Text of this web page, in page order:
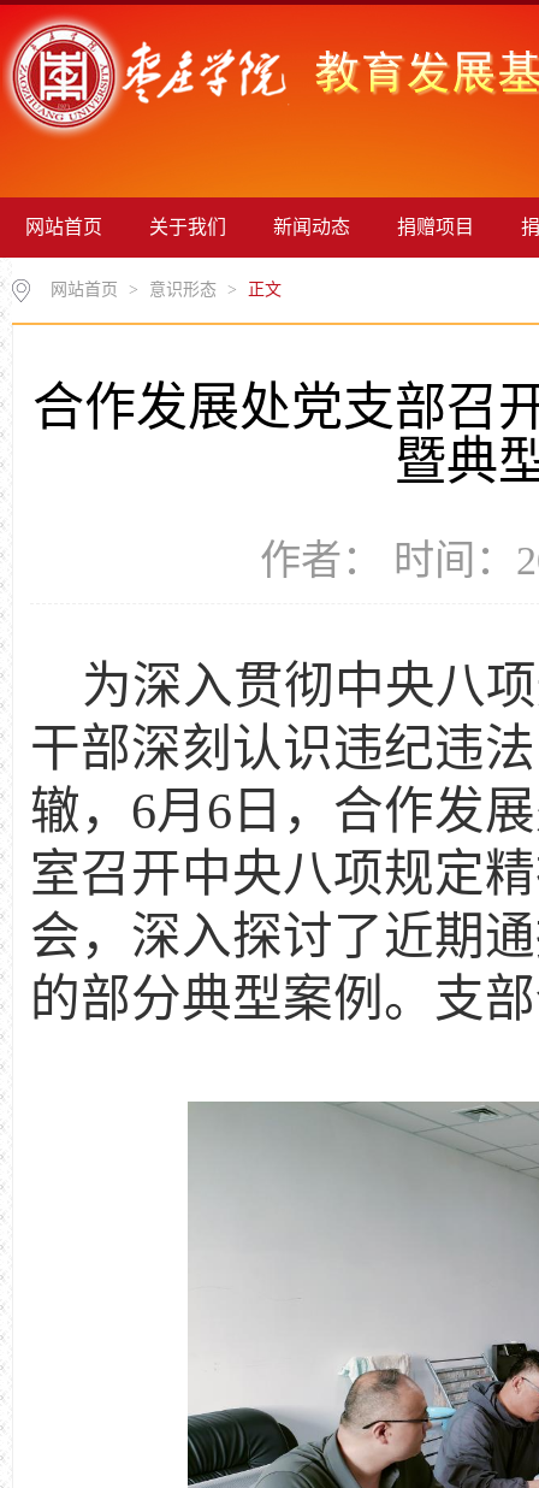
网站首页 关于我们 新闻动态 捐赠项目
网站首页 > 意识形态 > 正文
合作发展处党支部召
暨典
作者： 时间：
为深入贯彻中央八
干部深刻认识违纪违
辙， 6月 6 日，合作发
室召开中央八项规定
会，深入探讨了近期
的部分典型案例。支